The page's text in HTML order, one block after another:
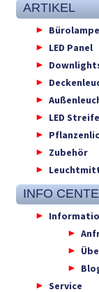
ARTIKEL
LED Panel
LED
Zubehör
INFO
Service